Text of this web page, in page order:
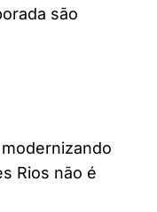
são
Rios não é